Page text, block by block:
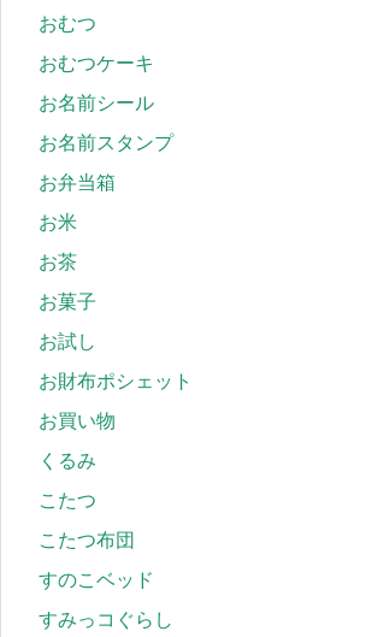
おむつ
おむつケーキ
お名前シール
お名前スタンプ
お弁当箱
お米
お茶
お菓子
お試し
お財布ポシェット
お買い物
くるみ
こたつ
こたつ布団
すのこベッド
すみっコぐらし